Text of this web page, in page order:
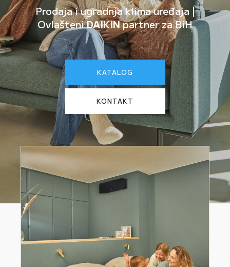
Prodaja i ugradnja klima uređaja |
OvlašteniDAIKINpartner za BiH
KATALOG
KONTAKT